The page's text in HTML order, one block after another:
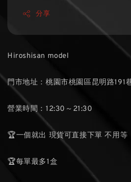
分享
Hiroshisan model
門市地址：桃園市桃園區昆明路191
營業時間：12:30～21:30
🏆一個就出 現貨可直接下單 不用等
🏆每單最多1盒